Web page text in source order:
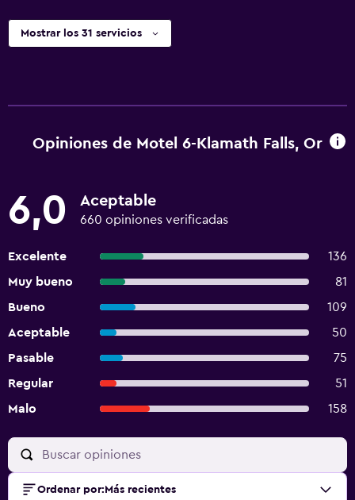
Mostrar los 31 servicios
Opiniones de Motel 6-Klamath Falls, Or
6,0 Aceptable
660 opiniones verificadas
Excelente
136
Muy bueno
81
Bueno
109
Aceptable
50
Pasable
75
Regular
51
Malo
158
Ordenar por: Más recientes